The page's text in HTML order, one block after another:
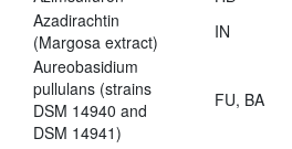
Azadirachtin
(Margosa extract)
IN
Aureobasidium
pullulans (strains
DSM 14940 and
DSM 14941)
FU, BA